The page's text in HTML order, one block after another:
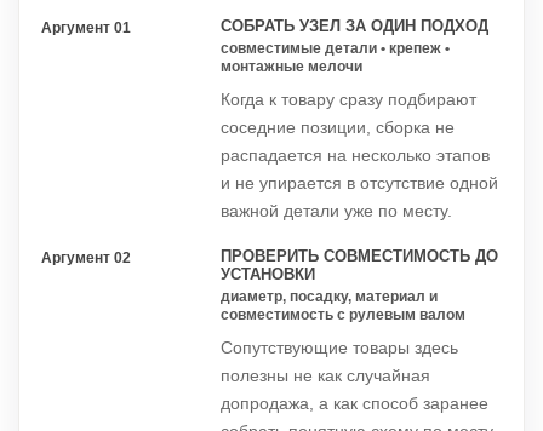
Аргумент 01 СОБРАТЬ УЗЕЛ ЗА ОДИН ПОДХОД
совместимые детали • крепеж •
монтажные мелочи
Когда к товару сразу подбирают
соседние позиции, сборка не
распадается на несколько этапов
и не упирается в отсутствие одной
важной детали уже по месту.
Аргумент 02
ПРОВЕРИТЬ СОВМЕСТИМОСТЬ ДО
УСТАНОВКИ
диаметр, посадку, материал и
совместимость с рулевым валом
Сопутствующие товары здесь
полезны не как случайная
допродажа, а как способ заранее